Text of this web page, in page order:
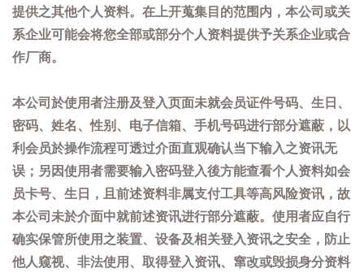
提供之其他个人资料。在上开蒐集目的范围内，本公司或关
系企业可能会将您全部或部分个人资料提供予关系企业或合
作厂商。
本公司於使用者注册及登入页面未就会员证件号码、生日、
密码、姓名、性别、电子信箱、手机号码进行部分遮蔽，以
利会员於操作流程可透过介面直观确认当下输入之资讯无
误；另因使用者需要输入密码登入後方能查看个人资料如会
员卡号、生日，且前述资料非属支付工具等高风险资讯，故
本公司未於介面中就前述资讯进行部分遮蔽。使用者应自行
确实保管所使用之装置、设备及相关登入资讯之安全，防止
他人窥视、非法使用、取得登入资讯、窜改或毁损身分资料